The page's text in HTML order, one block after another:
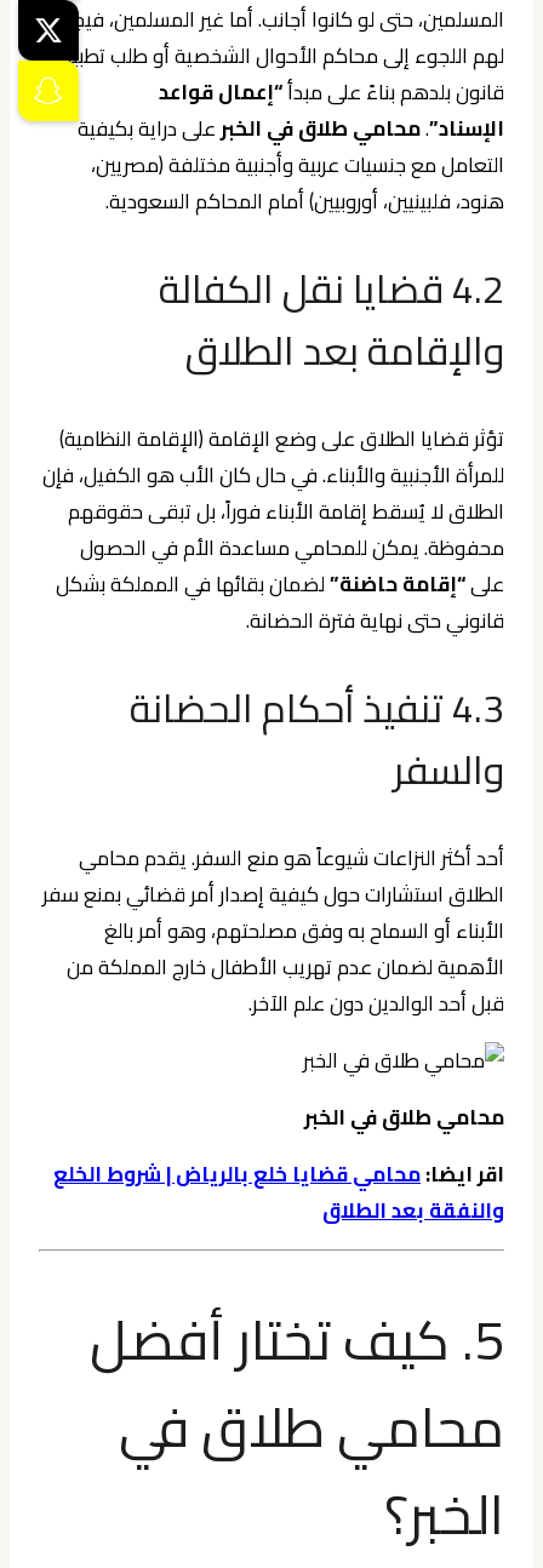
المسلمين، حتى لو كانوا أجانب. أما غير المسلمين، فيجوز
لهم اللجوء إلى محاكم الأحوال الشخصية أو طلب تطبيق
قانون بلدهم بناءً على مبدأ“إعمال قواعد
الإسناد”.محامي طلاق في الخبرعلى دراية بكيفية
التعامل مع جنسيات عربية وأجنبية مختلفة (مصريين،
هنود، فلبينيين، أوروبيين) أمام المحاكم السعودية.
4.2 قضايا نقل الكفالة
والإقامة بعد الطلاق
تؤثر قضايا الطلاق على وضع الإقامة (الإقامة النظامية)
للمرأة الأجنبية والأبناء. في حال كان الأب هو الكفيل، فإن
الطلاق لا يُسقط إقامة الأبناء فوراً، بل تبقى حقوقهم
محفوظة. يمكن للمحامي مساعدة الأم في الحصول
على“إقامة حاضنة”لضمان بقائها في المملكة بشكل
قانوني حتى نهاية فترة الحضانة.
4.3 تنفيذ أحكام الحضانة
والسفر
أحد أكثر النزاعات شيوعاً هو منع السفر. يقدم محامي
الطلاق استشارات حول كيفية إصدار أمر قضائي بمنع سفر
الأبناء أو السماح به وفق مصلحتهم، وهو أمر بالغ
الأهمية لضمان عدم تهريب الأطفال خارج المملكة من
قبل أحد الوالدين دون علم الآخر.
محامي طلاق في الخبر
اقر ايضا:محامي قضايا خلع بالرياض | شروط الخلع
والنفقة بعد الطلاق
5. كيف تختار أفضل
محامي طلاق في
الخبر؟